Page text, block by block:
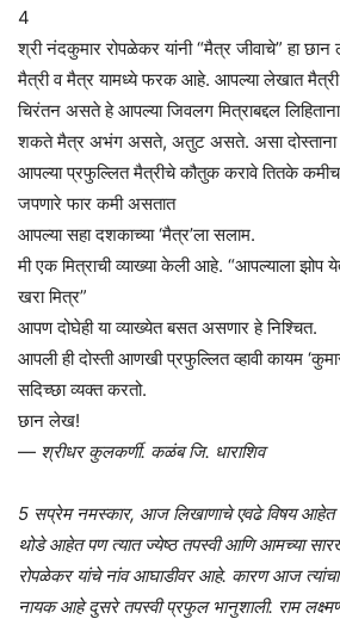
4
श्री नंदकुमार रोपळेकर यांनी “मैत्र जीवाचे” हा
मैत्री व मैत्र यामध्ये फरक आहे. आपल्या लेखात मैत्री
चिरंतन असते हे आपल्या जिवलग मित्राबद्दल
शकते मैत्र अभंग असते, अतुट असते. असा दोस्ताना
आपल्या प्रफुल्लित मैत्रीचे कौतुक करावे तितके
जपणारे फार कमी असतात
आपल्या सहा दशकाच्या ‘मैत्र’ला सलाम.
मी एक मित्राची व्याख्या केली आहे. “आपल्याला झोप
खरा मित्र”
आपण दोघेही या व्याख्येत बसत असणार हे निश्चित.
आपली ही दोस्ती आणखी प्रफुल्लित व्हावी कायम
सदिच्छा व्यक्त करतो.
छान लेख!
— श्रीधर कुलकर्णी. कळंब जि. धाराशिव
5 सप्रेम नमस्कार, आज लिखाणाचे एवढे विषय आहेत
थोडे आहेत पण त्यात ज्येष्ठ तपस्वी आणि आमच्या
रोपळेकर यांचे नांव आघाडीवर आहे. कारण आज
नायक आहे दुसरे तपस्वी प्रफुल भानुशाली. राम